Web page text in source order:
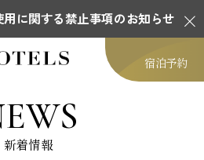
に関する禁止事項のお知らせ
宿泊予約
新着情報